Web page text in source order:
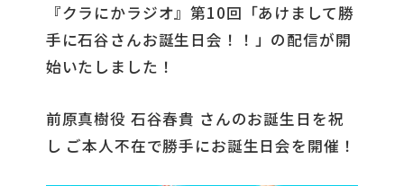
『クラにかラジオ』第10回「あけまして勝
手に石谷さんお誕生日会！！」の配信が開
始いたしました！
前原真樹役 石谷春貴 さんのお誕生日を祝
し ご本人不在で勝手にお誕生日会を開催！